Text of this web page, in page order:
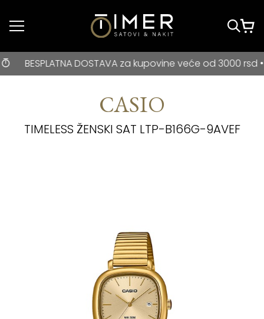
Idi do glavnog
BESPLATNA DOSTAVA za kupovine veće od 3000 rsd •
DOSTAVA za kupovine veće od 3000 rsd • ONLINE
CASIO
TIMELESS ŽENSKI SAT LTP-B166G-9AVEF